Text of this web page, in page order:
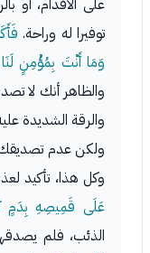
على الأقدام، أو
توفيرا له وراحة.
وَمَا أَنْتَ بِمُؤْمِنٍ
والظاهر أنك لا
والرقة الشديدة
ولكن عدم تصديقك
وكل هذا، تأكيد
عَلَى قَمِيصِهِ بِدَمٍ
الذئب، فلم